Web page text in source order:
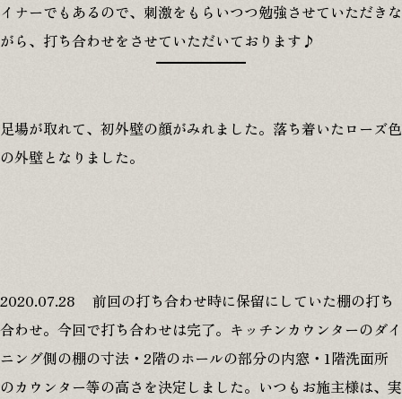
0120-146-372
8:00-18:00
資料請求
イナーでもあるので、刺激をもらいつつ勉強させていただきな
がら、打ち合わせをさせていただいております♪
足場が取れて、初外壁の顔がみれました。落ち着いたローズ色
の外壁となりました。
2020.07.28 前回の打ち合わせ時に保留にしていた棚の打ち
合わせ。今回で打ち合わせは完了。キッチンカウンターのダイ
ニング側の棚の寸法・2階のホールの部分の内窓・1階洗面所
のカウンター等の高さを決定しました。いつもお施主様は、実